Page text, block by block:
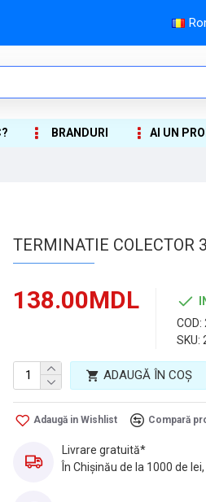
BRANDURI AI UN
TERMINATIE
138.00MDL
COD:
SKU:
ADAUGĂ ÎN COŞ
Adaugă in Wishlist Compară
Livrare gratuită*
În Chișinău de la 1000 de